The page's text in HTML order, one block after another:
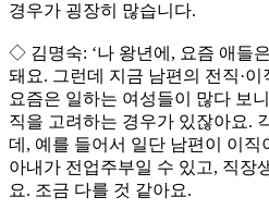
경우가 굉장히 많습니다.
◇ 김명숙: ‘나 왕년에, 요즘 애들
돼요. 그런데 지금 남편의 전직·
요즘은 일하는 여성들이 많다 보
직을 고려하는 경우가 있잖아요.
데, 예를 들어서 일단 남편이 이직
아내가 전업주부일 수 있고, 직장
요. 조금 다를 것 같아요.